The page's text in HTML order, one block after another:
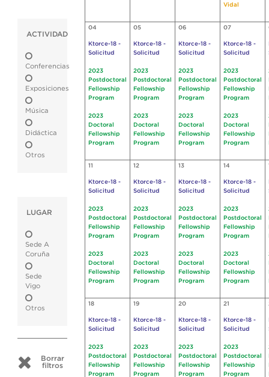
ACTIVIDAD
Conferencias
Exposiciones
Música
Didáctica
Otros
LUGAR
Sede A
Coruña
Sede
Vigo
Otros
Borrar
filtros
Vidal
04
Ktorce-18 -
Solicitud
2023
Postdoctoral
Fellowship
Program
2023
Doctoral
Fellowship
Program
05
Ktorce-18 -
Solicitud
2023
Postdoctoral
Fellowship
Program
2023
Doctoral
Fellowship
Program
06
Ktorce-18 -
Solicitud
2023
Postdoctoral
Fellowship
Program
2023
Doctoral
Fellowship
Program
07
Ktorce-18 -
Solicitud
2023
Postdoctoral
Fellowship
Program
2023
Doctoral
Fellowship
Program
11
Ktorce-18 -
Solicitud
2023
Postdoctoral
Fellowship
Program
2023
Doctoral
Fellowship
Program
12
Ktorce-18 -
Solicitud
2023
Postdoctoral
Fellowship
Program
2023
Doctoral
Fellowship
Program
13
Ktorce-18 -
Solicitud
2023
Postdoctoral
Fellowship
Program
2023
Doctoral
Fellowship
Program
14
Ktorce-18 -
Solicitud
2023
Postdoctoral
Fellowship
Program
2023
Doctoral
Fellowship
Program
18
Ktorce-18 -
Solicitud
2023
Postdoctoral
Fellowship
Program
19
Ktorce-18 -
Solicitud
2023
Postdoctoral
Fellowship
Program
20
Ktorce-18 -
Solicitud
2023
Postdoctoral
Fellowship
Program
21
Ktorce-18 -
Solicitud
2023
Postdoctoral
Fellowship
Program